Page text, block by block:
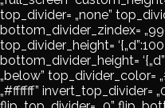
top_divider= „none”
bottom_divider_zindex=
top_divider_height=
bottom_divider_height=
„below” top_divider_color=
„#ffffff” invert_top_divider=